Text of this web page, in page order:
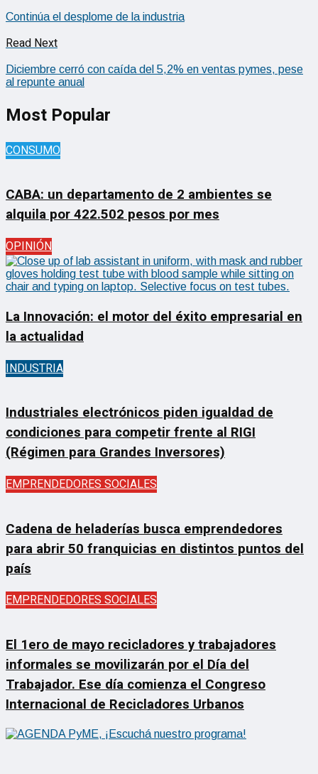
Continúa el desplome de la industria
Read Next
Diciembre cerró con caída del 5,2% en ventas pymes, pese
al repunte anual
Most Popular
CONSUMO
CABA: un departamento de 2 ambientes se
alquila por 422.502 pesos por mes
OPINIÓN
La Innovación: el motor del éxito empresarial en
la actualidad
INDUSTRIA
Industriales electrónicos piden igualdad de
condiciones para competir frente al RIGI
(Régimen para Grandes Inversores)
EMPRENDEDORES SOCIALES
Cadena de heladerías busca emprendedores
para abrir 50 franquicias en distintos puntos del
país
EMPRENDEDORES SOCIALES
El 1ero de mayo recicladores y trabajadores
informales se movilizarán por el Día del
Trabajador. Ese día comienza el Congreso
Internacional de Recicladores Urbanos